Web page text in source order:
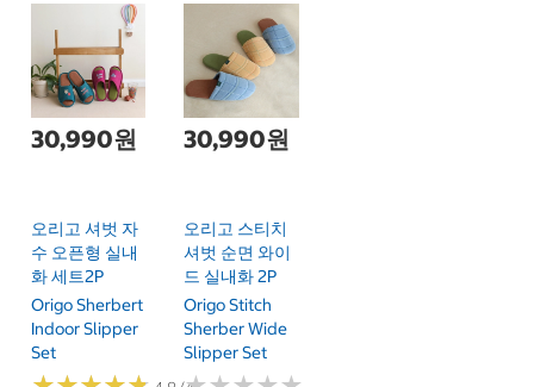
30,990원
오리고 셔벗 자
수 오픈형 실내
화 세트2P
Origo Sherbert
Indoor Slipper
Set
30,990원
오리고 스티치
셔벗 순면 와이
드 실내화 2P
Origo Stitch
Sherber Wide
Slipper Set